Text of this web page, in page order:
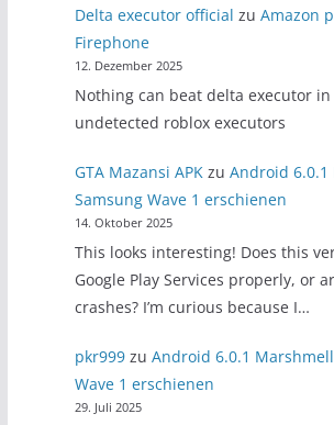
Delta executor official zuAmazon
Firephone
12. Dezember 2025
Nothing can beat delta executor
undetected roblox executors
GTA Mazansi APK zuAndroid
Samsung Wave 1 erschienen
14. Oktober 2025
This looks interesting! Does this
Google Play Services properly, or
crashes? I’m curious because I…
pkr999 zuAndroid 6.0.1
Wave 1 erschienen
29. Juli 2025